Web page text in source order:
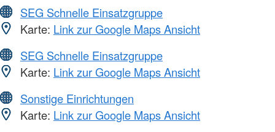
SEG Schnelle Einsatzgruppe
Karte: Link zur Google Maps Ansicht
SEG Schnelle Einsatzgruppe
Karte: Link zur Google Maps Ansicht
Sonstige Einrichtungen
Karte: Link zur Google Maps Ansicht